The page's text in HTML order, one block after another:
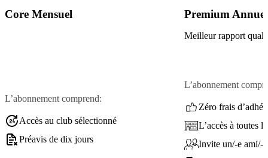
Core Mensuel
L’abonnement comprend:
Accès au club sélectionné
Préavis de dix jours
Premium Annuel
Meilleur rapport
L’abonnement
Zéro frais
L’accès à toutes
Invite un/-e ami/-e